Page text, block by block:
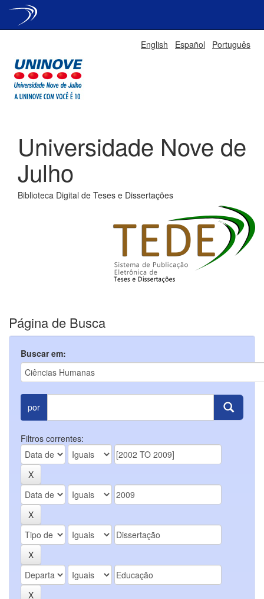
English Español Português
Universidade Nove de
Julho
Biblioteca Digital de Teses e Dissertações
Página de Busca
Buscar em:
por
Filtros correntes: